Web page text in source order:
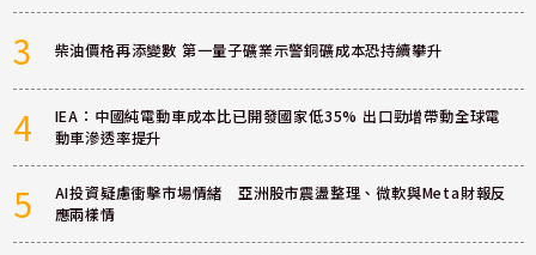
3 柴油價格再添變數 第一量子礦業示警銅礦成本恐持續攀升
4
IEA：中國純電動車成本比已開發國家低35% 出口勁增帶動全球電
動車滲透率提升
5
AI投資疑慮衝擊市場情緒 亞洲股市震盪整理、微軟與Meta財報反
應兩樣情